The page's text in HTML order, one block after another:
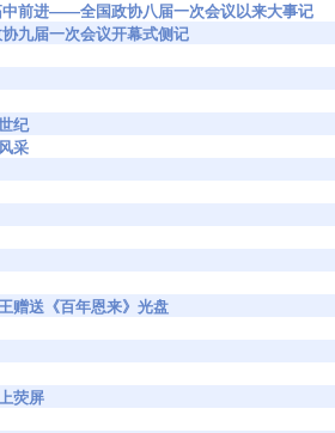
中前进——全国政协八届一次会议以来大事记
九届一次会议开幕式侧记
纪
采
赠送《百年恩来》光盘
荧屏